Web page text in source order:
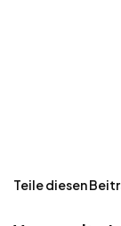
Teile diesen